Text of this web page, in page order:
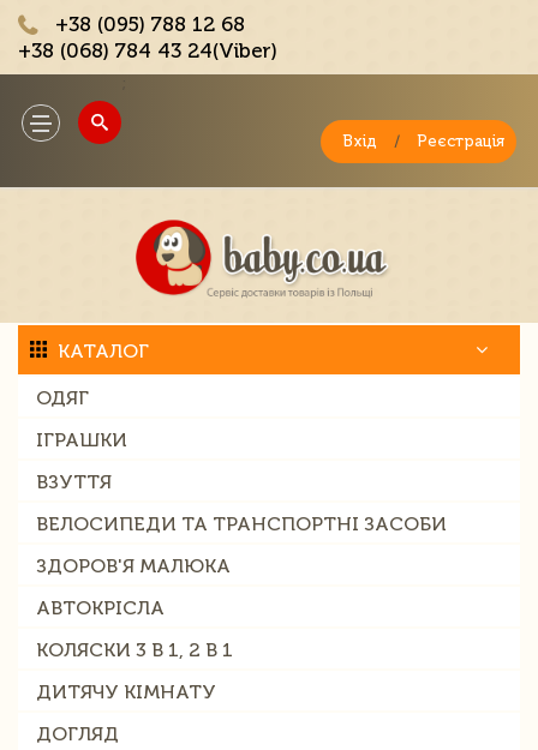
+38 (095) 788 12 68
+38 (068) 784 43 24(Viber)
Toggle
navigation
Вхід / Реєстрація
КАТАЛОГ
ОДЯГ
ІГРАШКИ
ВЗУТТЯ
ВЕЛОСИПЕДИ ТА ТРАНСПОРТНІ ЗАСОБИ
ЗДОРОВ'Я МАЛЮКА
АВТОКРІСЛА
КОЛЯСКИ 3 В 1, 2 В 1
ДИТЯЧУ КІМНАТУ
ДОГЛЯД